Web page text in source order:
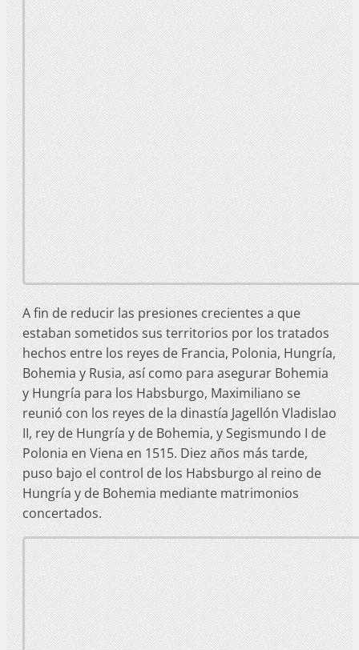
A fin de reducir las presiones crecientes a que
estaban sometidos sus territorios por los tratados
hechos entre los reyes de Francia, Polonia, Hungría,
Bohemia y Rusia, así como para asegurar Bohemia
y Hungría para los Habsburgo, Maximiliano se
reunió con los reyes de la dinastía Jagellón Vladislao
II, rey de Hungría y de Bohemia, y Segismundo I de
Polonia en Viena en 1515. Diez años más tarde,
puso bajo el control de los Habsburgo al reino de
Hungría y de Bohemia mediante matrimonios
concertados.